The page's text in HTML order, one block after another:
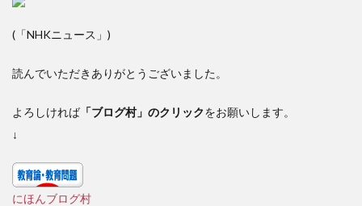
(「NHKニュース」)
読んでいただきありがとうございました。
よろしければ 「ブログ村」のクリックをお願いします。
↓
にほんブログ村